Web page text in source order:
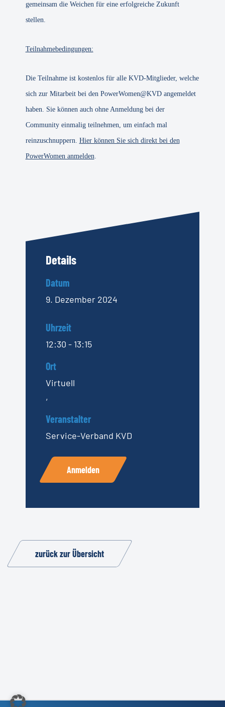
gemeinsam die Weichen für eine erfolgreiche Zukunft
stellen.
Teilnahmebedingungen:
Die Teilnahme ist kostenlos für alle KVD-Mitglieder, welche
sich zur Mitarbeit bei den PowerWomen@KVD angemeldet
haben. Sie können auch ohne Anmeldung bei der
Community einmalig teilnehmen, um einfach mal
reinzuschnuppern. Hier können Sie sich direkt bei den
PowerWomen anmelden.
Details
Datum
9. Dezember 2024
Uhrzeit
12:30 - 13:15
Ort
Virtuell
,
Veranstalter
Service-Verband KVD
Anmelden
zurück zur Übersicht